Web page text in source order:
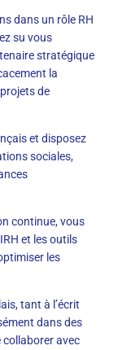
dans un rôle RH
su vous
stratégique
la
de
et disposez
sociales,
continue, vous
et les outils
les
tant à l’écrit
dans des
avec